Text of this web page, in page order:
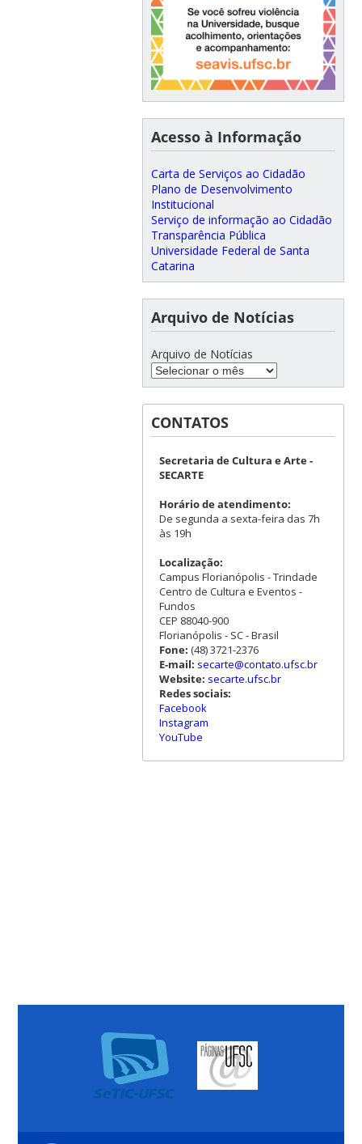
Acesso à Informação
Carta de Serviços ao Cidadão
Plano de Desenvolvimento
Institucional
Serviço de informação ao Cidadão
Transparência Pública
Universidade Federal de Santa
Catarina
Arquivo de Notícias
Arquivo de Notícias
CONTATOS
Secretaria de Cultura e Arte -
SECARTE
Horário de atendimento:
De segunda a sexta-feira das 7h
às 19h
Localização:
Campus Florianópolis - Trindade
Centro de Cultura e Eventos -
Fundos
CEP 88040-900
Florianópolis - SC - Brasil
Fone: (48) 3721-2376
E-mail: secarte@contato.ufsc.br
Website: secarte.ufsc.br
Redes sociais:
Facebook
Instagram
YouTube